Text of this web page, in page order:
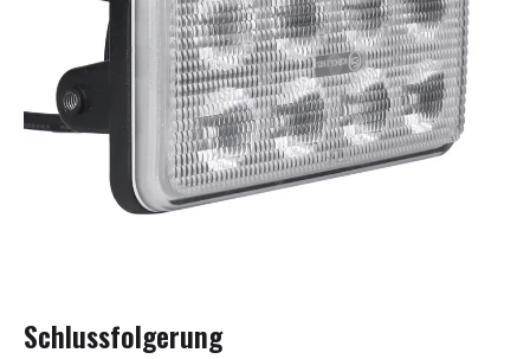
Schlussfolgerung